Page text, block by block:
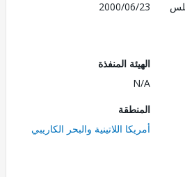
2000/06/23
الهيئة المنفذة
أمريكا اللاتينية والبحر الكاريبي